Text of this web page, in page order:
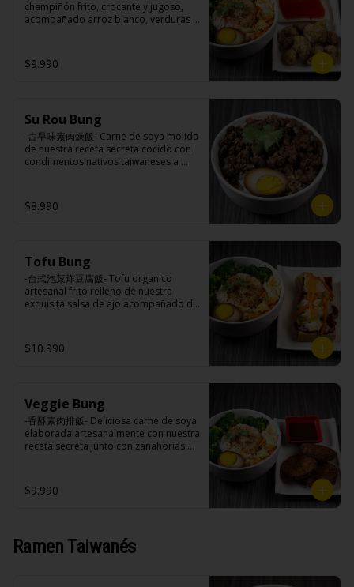
reemplazo, consultar disponibilidad),
zanahoria, ajo, sal, extracto de
champiñón taiwanes, extracto de apio,
huevo, jengibre, cebollín, salsa de
champiñón frito, crocante y jugoso,
acompañado arroz blanco, verduras
vegetarianos).
Principal: Champiñones premiums,
pimienta sal (pimienta, sal, ajo,
cebollín, azúcar), huevo, aceite, agua,
maicena, harina tapioca, harina trigo,
reemplazo, consultar disponibilidad),
comino, paprika, pimienta, azúcar,
huevo, jengibre, cebollín, salsa de
soya, ajo, agua, azúcar, mix de hierbas
(canela, anís, pimienta y comino), mirin
(azúcar, arroz, agua, alcohol).
$9.990
Su Rou Bung
-古早味素肉燥飯- Carne de soya molida
de nuestra receta secreta cocido con
condimentos nativos taiwaneses a
huevo estilo Taiwán. (APTO VEGANO)
Principal: Carne de soya, champiñón
shitake, ajo, cebolla morada, salsa de
soya, sal, trigo, azúcar, condimento
champiñón (extracto de champiñón
taiwanes, extracto de apio, extracto de
vegana (trigo, soya, shitake, sal, maíz),
brocoli (o choclo con pepino en su
reemplazo, consultar disponibilidad),
zanahoria, ajo, sal, extracto de
champiñón taiwanes, extracto de apio,
extracto de repollo, poroto de soya,
salsa de soya, ajo, agua, azúcar, mix
$8.990
Tofu Bung
-台式泡菜炸豆腐飯- Tofu organico
artesanal frito relleno de nuestra
exquisita salsa de ajo acompañado de
huevo estilo Taiwán. (APTO VEGANO)
Principal: Tofu de poroto de soya,
salsa de ajo (ajo, salsa de tomate,
azúcar, sal, salsa de soya y harina de
tapioca), pickle (repollo, zanahoria,
vinagre de vino blanco, azúcar, melón
brocoli (o choclo con pepino en su
extracto de repollo, poroto de soya,
comino, paprika, pimienta, azúcar,
$10.990
Veggie Bung
-香酥素肉排飯- Deliciosa carne de soya
elaborada artesanalmente con nuestra
receta secreta junto con zanahorias
verduras salteadas y opción de
agregar medio huevo estilo Taiwán.
$9.990
Ramen Taiwanés